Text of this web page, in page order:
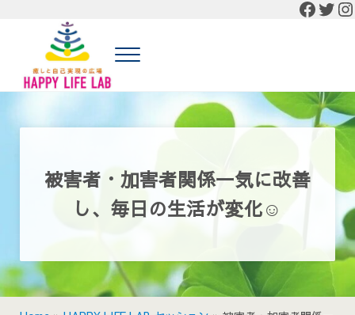
癒しと自己実現の広場 HAPPY LIFE LAB
癒しと自己実現の広場 HAPPY LIFE LABの公式HP
Menu
被害者・加害者関係一気に改善
し、毎日の生活が変化☺